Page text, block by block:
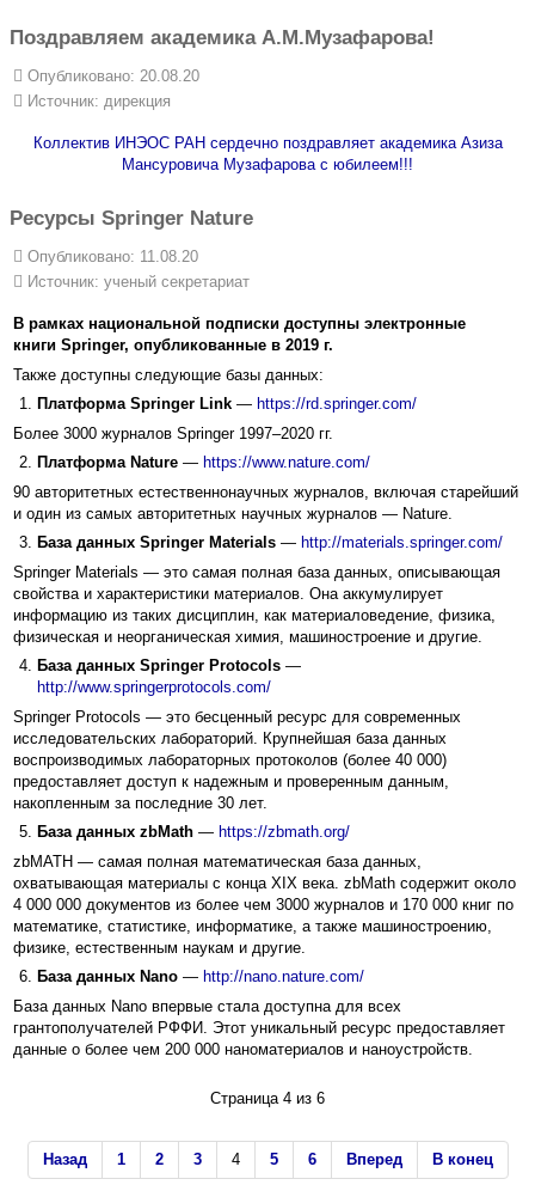
Поздравляем академика А.М.Музафарова!
Опубликовано: 20.08.20
Источник: дирекция
Коллектив ИНЭОС РАН сердечно поздравляет академика Азиза
Мансуровича Музафарова с юбилеем!!!
Ресурсы Springer Nature
Опубликовано: 11.08.20
Источник: ученый секретариат
В рамках национальной подписки доступны электронные
книги Springer, опубликованные в 2019 г.
Также доступны следующие базы данных:
Платформа Springer Link — https://rd.springer.com/
Более 3000 журналов Springer 1997–2020 гг.
Платформа Nature — https://www.nature.com/
90 авторитетных естественнонаучных журналов, включая старейший
и один из самых авторитетных научных журналов — Nature.
База данных Springer Materials — http://materials.springer.com/
Springer Materials — это самая полная база данных, описывающая
свойства и характеристики материалов. Она аккумулирует
информацию из таких дисциплин, как материаловедение, физика,
физическая и неорганическая химия, машиностроение и другие.
База данных Springer Protocols —
http://www.springerprotocols.com/
Springer Protocols — это бесценный ресурс для современных
исследовательских лабораторий. Крупнейшая база данных
воспроизводимых лабораторных протоколов (более 40 000)
предоставляет доступ к надежным и проверенным данным,
накопленным за последние 30 лет.
База данных zbMath — https://zbmath.org/
zbMATH — самая полная математическая база данных,
охватывающая материалы с конца XIX века. zbMath содержит около
4 000 000 документов из более чем 3000 журналов и 170 000 книг по
математике, статистике, информатике, а также машиностроению,
физике, естественным наукам и другие.
База данных Nano — http://nano.nature.com/
База данных Nano впервые стала доступна для всех
грантополучателей РФФИ. Этот уникальный ресурс предоставляет
данные о более чем 200 000 наноматериалов и наноустройств.
Страница 4 из 6
Назад 1 2 3 4 5 6 Вперед В конец